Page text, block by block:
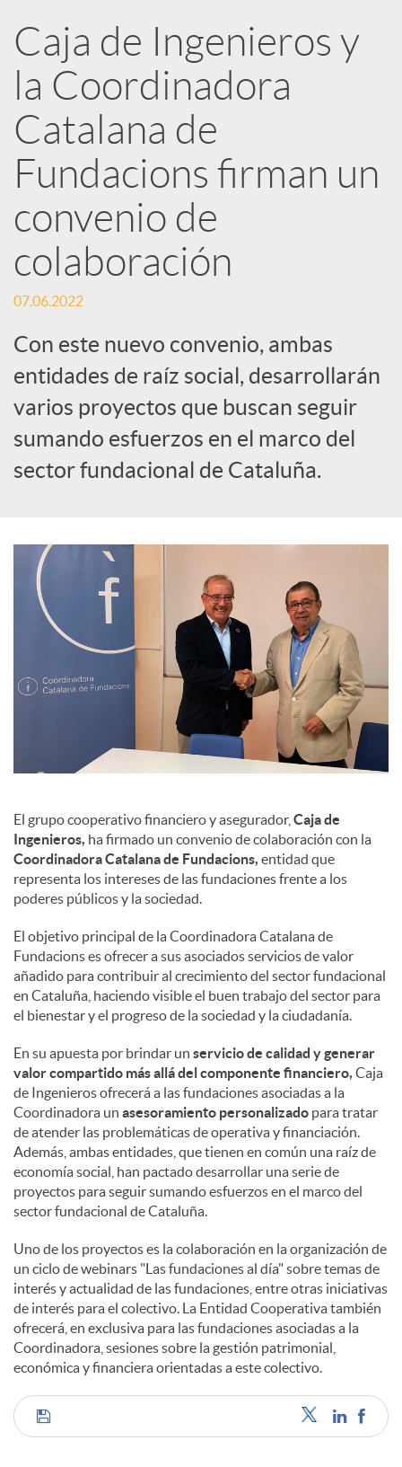
e
d
e
s
S
o
c
i
s
Caja de Ingenieros y
la Coordinadora
Catalana de
Fundacions firman un
convenio de
colaboración
07.06.2022
Con este nuevo convenio, ambas
entidades de raíz social, desarrollarán
varios proyectos que buscan seguir
sumando esfuerzos en el marco del
sector fundacional de Cataluña.
El grupo cooperativo financiero y asegurador, Caja de
Ingenieros, ha firmado un convenio de colaboración con la
Coordinadora Catalana de Fundacions, entidad que
representa los intereses de las fundaciones frente a los
poderes públicos y la sociedad.
El objetivo principal de la Coordinadora Catalana de
Fundacions es ofrecer a sus asociados servicios de valor
añadido para contribuir al crecimiento del sector fundacional
en Cataluña, haciendo visible el buen trabajo del sector para
el bienestar y el progreso de la sociedad y la ciudadanía.
En su apuesta por brindar un servicio de calidad y generar
valor compartido más allá del componente financiero, Caja
de Ingenieros ofrecerá a las fundaciones asociadas a la
Coordinadora un asesoramiento personalizado para tratar
de atender las problemáticas de operativa y financiación.
Además, ambas entidades, que tienen en común una raíz de
economía social, han pactado desarrollar una serie de
proyectos para seguir sumando esfuerzos en el marco del
sector fundacional de Cataluña.
Uno de los proyectos es la colaboración en la organización de
un ciclo de webinars "Las fundaciones al día" sobre temas de
interés y actualidad de las fundaciones, entre otras iniciativas
de interés para el colectivo. La Entidad Cooperativa también
ofrecerá, en exclusiva para las fundaciones asociadas a la
Coordinadora, sesiones sobre la gestión patrimonial,
económica y financiera orientadas a este colectivo.
C